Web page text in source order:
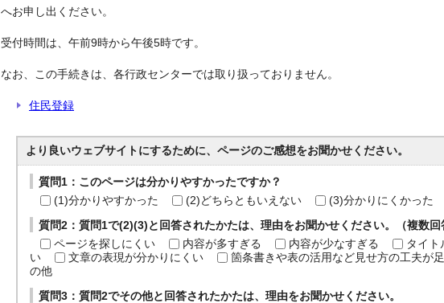
へお申し出ください。
受付時間は、午前9時から午後5時です。
なお、この手続きは、各行政センターでは取り扱っておりません。
住民登録
より良いウェブサイトにするために、ページのご感想をお聞かせください。
質問1：このページは分かりやすかったですか？
(1)分かりやすかった
(2)どちらともいえない (3)分かりにくかった
質問2：質問1で(2)(3)と回答されたかたは、理由をお聞かせください。（複数回
ページを探しにくい
内容が多すぎる 内容が少なすぎる
タイト
い
文章の表現が分かりにくい 箇条書きや表の活用など見せ方の工夫が
の他
質問3：質問2でその他と回答されたかたは、理由をお聞かせください。